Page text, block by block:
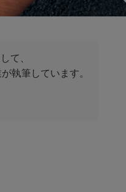
て、
執筆しています。